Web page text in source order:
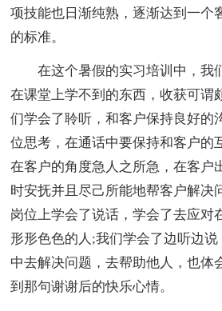
项技能也日渐纯熟，逐渐达到一个
的标准。
在这个暑假的实习培训中，我
在课堂上学不到的东西，收获可谓
们学会了聆听，和客户保持良好的
位思考，在通话中要保持和客户的
在客户的角度急人之所急，在客户
时安抚并且尽己所能地帮客户解决
岗位上学会了说话，学会了去应对
形形色色的人;我们学会了边听边
中去解决问题，去帮助他人，也体
到那句谢谢后的快乐心情。